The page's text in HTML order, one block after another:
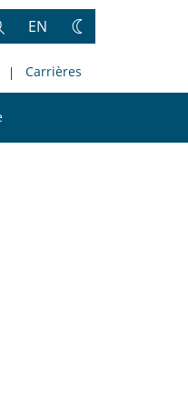
EN
Changez
thème
Carrières
le